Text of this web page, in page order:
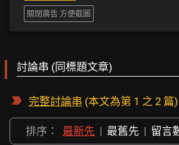
關閉廣告 方便截圖
討論串 (同標題文章)
完整討論串 (本文為第 1 之 2 篇)
排序： 最新先 | 最舊先 | 留言